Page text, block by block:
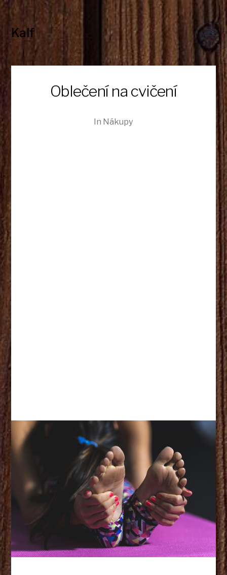
Kalf
menu
Oblečení na cvičení
In Nákupy